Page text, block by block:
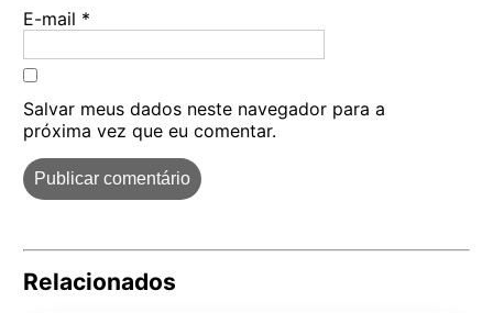
E-mail *
Salvar meus dados neste navegador para a
próxima vez que eu comentar.
Relacionados